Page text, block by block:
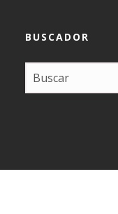
BUSCADOR